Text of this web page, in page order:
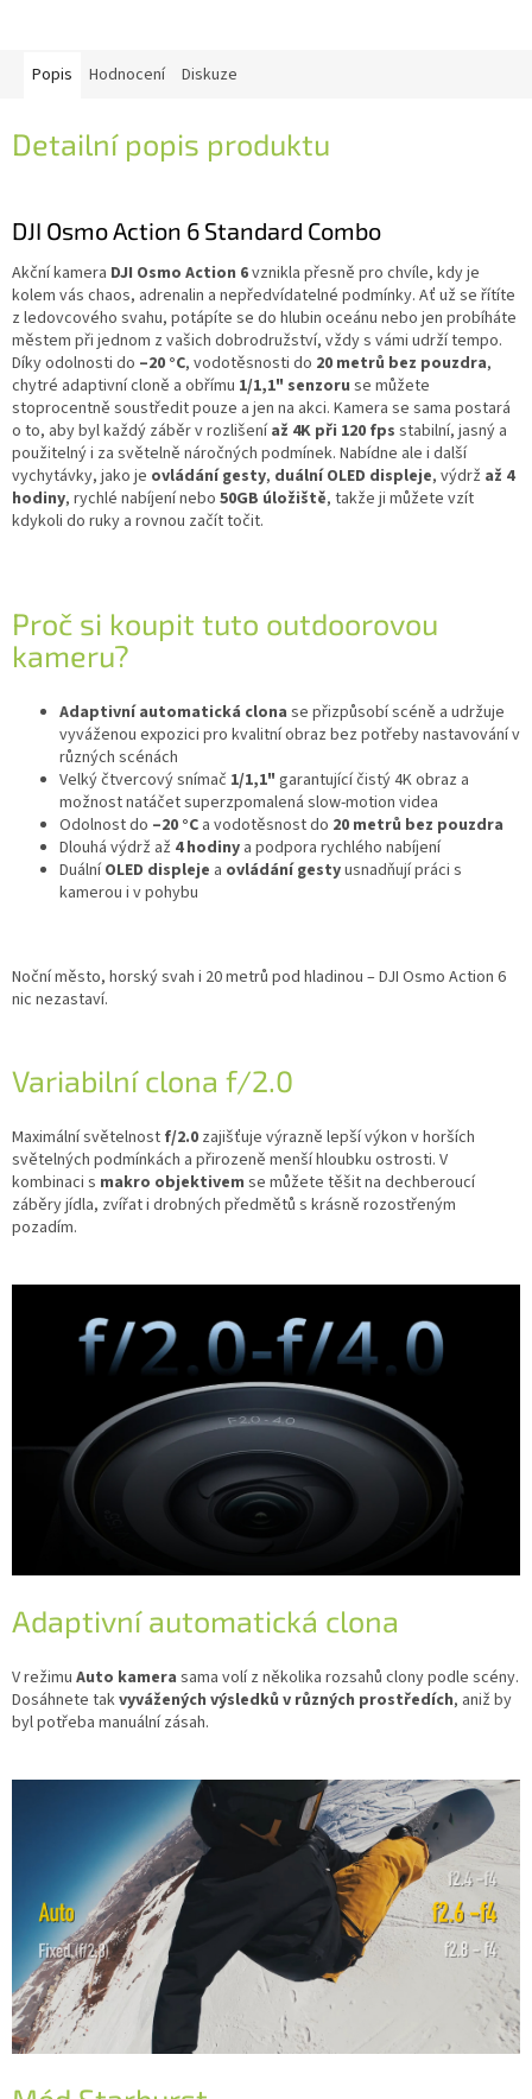
Popis Hodnocení Diskuze
Detailní popis produktu
DJI Osmo Action 6 Standard Combo
Akční kamera DJI Osmo Action 6vznikla přesně pro chvíle, kdy je
kolem vás chaos, adrenalin a nepředvídatelné podmínky. Ať už se řítíte
z ledovcového svahu, potápíte se do hlubin oceánu nebo jen probíháte
městem při jednom z vašich dobrodružství, vždy s vámi udrží tempo.
Díky odolnosti do –20 °C, vodotěsnosti do 20 metrů bez pouzdra,
chytré adaptivní cloně a obřímu 1/1,1" senzoru se můžete
stoprocentně soustředit pouze a jen na akci. Kamera se sama postará
o to, aby byl každý záběr v rozlišení až 4K při 120 fps stabilní, jasný a
použitelný i za světelně náročných podmínek. Nabídne ale i další
vychytávky, jako je ovládání gesty, duální OLED displeje, výdrž až 4
hodiny, rychlé nabíjení nebo 50GB úložiště, takže ji můžete vzít
kdykoli do ruky a rovnou začít točit.
Proč si koupit tuto outdoorovou
kameru?
Adaptivní automatická clona se přizpůsobí scéně a udržuje
vyváženou expozici pro kvalitní obraz bez potřeby nastavování v
různých scénách
Velký čtvercový snímač 1/1,1" garantující čistý 4K obraz a
možnost natáčet superzpomalená slow-motion videa
Odolnost do –20 °C a vodotěsnost do 20 metrů bez pouzdra
Dlouhá výdrž až 4 hodiny a podpora rychlého nabíjení
Duální OLED displeje a ovládání gestyusnadňují práci s
kamerou i v pohybu
Noční město, horský svah i 20 metrů pod hladinou – DJI Osmo Action 6
nic nezastaví.
Variabilní clona f/2.0
Maximální světelnost f/2.0 zajišťuje výrazně lepší výkon v horších
světelných podmínkách a přirozeně menší hloubku ostrosti. V
kombinaci s makro objektivem se můžete těšit na dechberoucí
záběry jídla, zvířat i drobných předmětů s krásně rozostřeným
pozadím.
Adaptivní automatická clona
V režimu Auto kamera sama volí z několika rozsahů clony podle scény.
Dosáhnete takvyvážených výsledků v různých prostředích, aniž by
byl potřeba manuální zásah.